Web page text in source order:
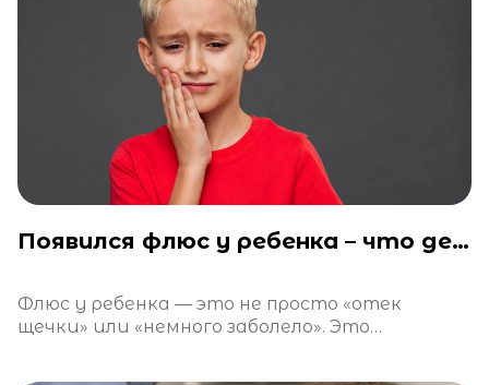
Появился флюс у ребенка – что делать?
Флюс у ребенка — это не просто «отек
щечки» или «немного заболело». Это